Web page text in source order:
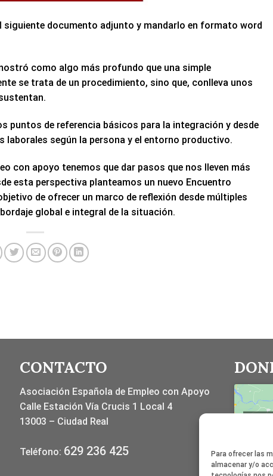
Para ofrecer las
almacenar y/o
siguiente documento adjunto y mandarlo en formato word
como algo más profundo que una simple
se trata de un procedimiento, sino que, conlleva unos
puntos de referencia básicos para la integración y desde
laborales según la persona y el entorno productivo.
con apoyo tenemos que dar pasos que nos lleven más
esta perspectiva planteamos un nuevo Encuentro
de ofrecer un marco de reflexión desde múltiples
global e integral de la situación.
CONTACTO
Asociación Española de Empleo con Apoyo
Calle Estación Vía Crucis 1 Local 4
13003 – Ciudad Real
Teléfono: 629 236 425